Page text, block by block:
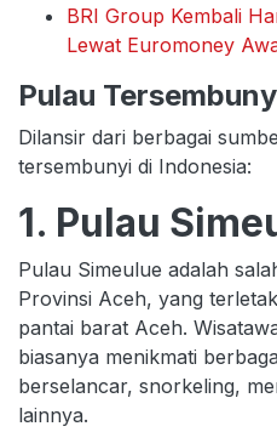
BRI Group Kembali
Lewat Euromoney
Pulau
Dilansir dari berbagai
tersembunyi di Indonesia:
1. Pulau
Pulau Simeulue adalah
Provinsi Aceh, yang
pantai barat Aceh.
biasanya menikmati
berselancar, snorkeling,
lainnya.